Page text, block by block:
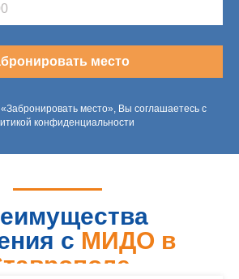
место
место», Вы соглашаетесь с
конфиденциальности
с МИДО в